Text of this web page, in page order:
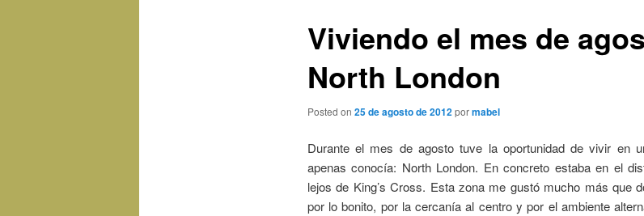
Viviendo el mes de
North London
Posted on 25 de agosto de 2012pormabel
Durante el mes de agosto tuve la oportunidad de vivir en
apenas conocía: North London. En concreto estaba en el
lejos de King’s Cross. Esta zona me gustó mucho más que
por lo bonito, por la cercanía al centro y por el ambiente